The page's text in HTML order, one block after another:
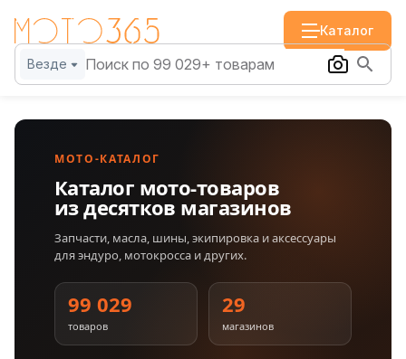
Каталог
Везде
МОТО-КАТАЛОГ
Каталог мото-товаров
из десятков магазинов
Запчасти, масла, шины, экипировка и аксессуары
для эндуро, мотокросса и других.
99 029
товаров
29
магазинов